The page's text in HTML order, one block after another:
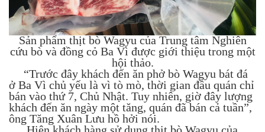
Sản phẩm thịt bò Wagyu của Trung tâm Nghiên
cứu bò và đồng cỏ Ba Vì được giới thiệu trong một
hội thảo.
“Trước đây khách đến ăn phở bò Wagyu bát đá
ở Ba Vì chủ yếu là vì tò mò, thời gian đầu quán chỉ
bán vào thứ 7, Chủ Nhật. Tuy nhiên, giờ đây lượng
khách đến ăn ngày một tăng, quán đã bán cả tuần”,
ông Tăng Xuân Lưu hồ hởi nói.